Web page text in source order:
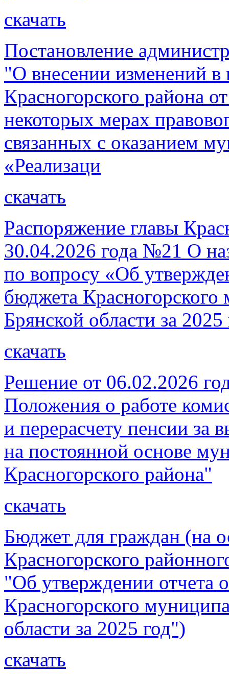
скачать
Постановление
"О внесении изменений
Красногорского района
некоторых мерах
связанных с оказанием
«Реализаци
скачать
Распоряжение главы
30.04.2026 года №21 О
по вопросу «Об
бюджета
Брянской области за
скачать
Решение от 06.02.2026
Положения о работе
и перерасчету пенсии за
на постоянной основе
Красногорского района"
скачать
Бюджет для граждан (на
Красногорского
"Об утверждении отчета
Красногорского
области за 2025 год")
скачать